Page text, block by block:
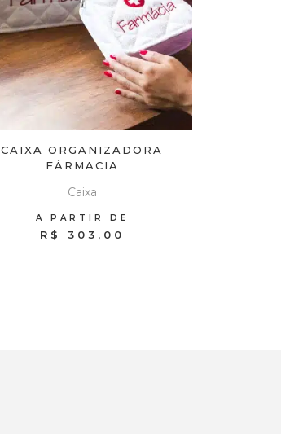
CAIXA ORGANIZADORA
FÁRMACIA
Caixa
A PARTIR DE
R$ 303,00